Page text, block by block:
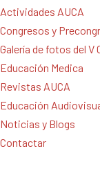
Actividades AUCA
Congresos y
Galería de fotos del V
Educación Medica
Revistas AUCA
Educación
Noticias y Blogs
Contactar